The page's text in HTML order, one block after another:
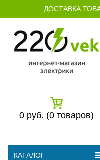
ДОСТАВКА
0 руб. (0 товаров)
КАТАЛОГ